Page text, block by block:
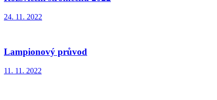
24. 11. 2022
Lampionový průvod
11. 11. 2022